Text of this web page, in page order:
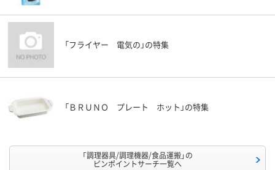
「フライヤー 電気の」の特集
「ＢＲＵＮＯ プレート ホット」の特集
「調理器具/調理機器/食品運搬」の
ピンポイントサーチ一覧へ